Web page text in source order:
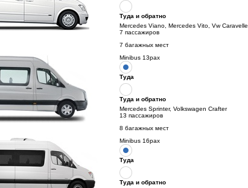
Туда и обратно
Mercedes Viano, Mercedes Vito, Vw Caravelle
7 пассажиров
7 багажных мест
Minibus 13pax
Туда
Туда и обратно
Mercedes Sprinter, Volkswagen Crafter
13 пассажиров
8 багажных мест
Minibus 16pax
Туда
Туда и обратно